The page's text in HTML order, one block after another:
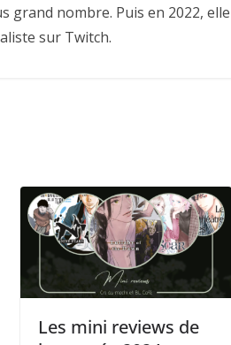
grand nombre. Puis en 2022, elle
sur Twitch.
Les mini reviews de